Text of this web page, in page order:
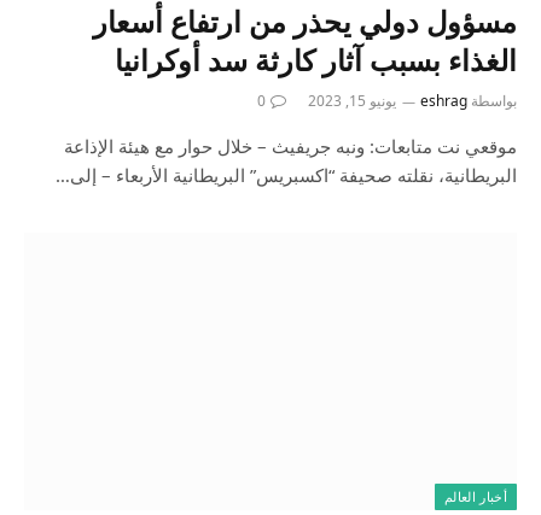
مسؤول دولي يحذر من ارتفاع أسعار
الغذاء بسبب آثار كارثة سد أوكرانيا
بواسطة eshrag يونيو 15, 2023 0
موقعي نت متابعات: ونبه جريفيث – خلال حوار مع هيئة الإذاعة
البريطانية، نقلته صحيفة “اكسبريس” البريطانية الأربعاء – إلى…
أخبار العالم